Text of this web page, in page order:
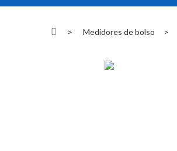
> Medidores de bolso >